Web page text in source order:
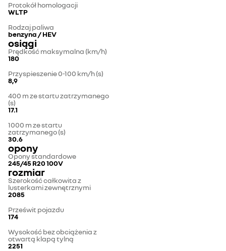
Protokół homologacji
WLTP
Rodzaj paliwa
benzyna / HEV
osiągi
Prędkość maksymalna (km/h)
180
Przyspieszenie 0-100 km/h (s)
8,9
400 m ze startu zatrzymanego
(s)
17.1
1000 m ze startu
zatrzymanego (s)
30.6
opony
Opony standardowe
245/45 R20 100V
rozmiar
Szerokość całkowita z
lusterkami zewnętrznymi
2085
Prześwit pojazdu
174
Wysokość bez obciążenia z
otwartą klapą tylną
2251